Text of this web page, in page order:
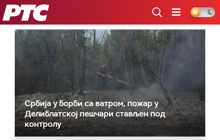
РТС
Србија у борби са ватром, пожар у
Делиблатској пешчари стављен под
контролу